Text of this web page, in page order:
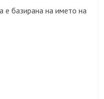
е базирана на името на